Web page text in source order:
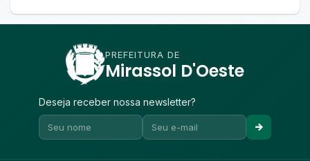
PREFEITURA DE
Mirassol D'Oeste
Deseja receber nossa newsletter?